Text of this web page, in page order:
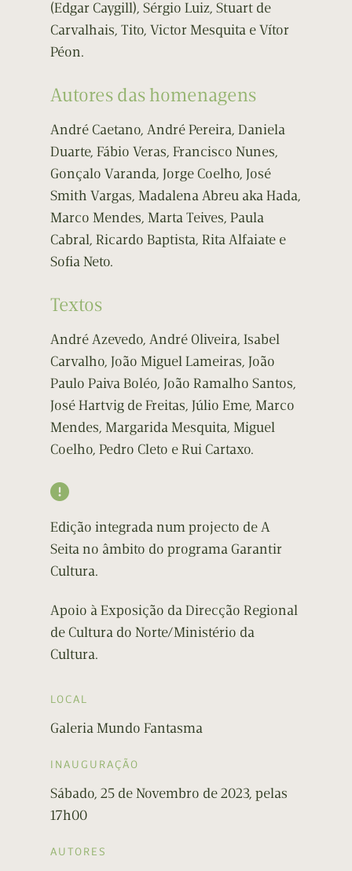
(Edgar Caygill), Sérgio Luiz, Stuart de
Carvalhais, Tito, Victor Mesquita e Vítor
Péon.
Autores das homenagens
André Caetano, André Pereira, Daniela
Duarte, Fábio Veras, Francisco Nunes,
Gonçalo Varanda, Jorge Coelho, José
Smith Vargas, Madalena Abreu aka Hada,
Marco Mendes, Marta Teives, Paula
Cabral, Ricardo Baptista, Rita Alfaiate e
Sofia Neto.
Textos
André Azevedo, André Oliveira, Isabel
Carvalho, João Miguel Lameiras, João
Paulo Paiva Boléo, João Ramalho Santos,
José Hartvig de Freitas, Júlio Eme, Marco
Mendes, Margarida Mesquita, Miguel
Coelho, Pedro Cleto e Rui Cartaxo.

Edição integrada num projecto de A
Seita no âmbito do programa Garantir
Cultura.
Apoio à Exposição da Direcção Regional
de Cultura do Norte/Ministério da
Cultura.
LOCAL
Galeria Mundo Fantasma
INAUGURAÇÃO
Sábado, 25 de Novembro de 2023, pelas
17h00
AUTORES